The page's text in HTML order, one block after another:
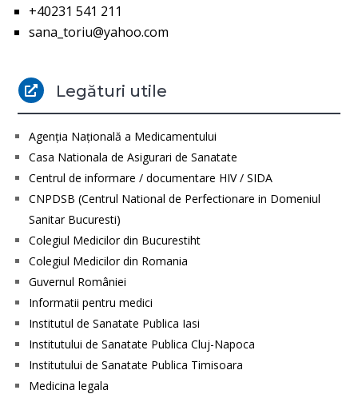
+40231 541 211
sana_toriu@yahoo.com
 Legături utile
Agenţia Naţională a Medicamentului
Casa Nationala de Asigurari de Sanatate
Centrul de informare / documentare HIV / SIDA
CNPDSB (Centrul National de Perfectionare in Domeniul
Sanitar Bucuresti)
Colegiul Medicilor din Bucurestiht
Colegiul Medicilor din Romania
Guvernul României
Informatii pentru medici
Institutul de Sanatate Publica Iasi
Institutului de Sanatate Publica Cluj-Napoca
Institutului de Sanatate Publica Timisoara
Medicina legala